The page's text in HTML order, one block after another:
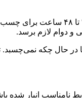
دوام لازم برسد.
چکه نمی‌چسبد.
انبار شده